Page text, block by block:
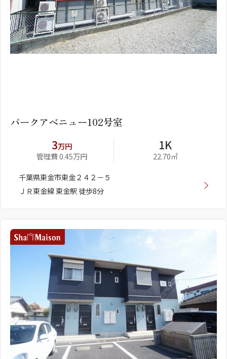
パークアベニュー102号室
3万円
管理費 0.45万円
1K
22.70㎡
千葉県東金市東金２４２－５
ＪＲ東金線 東金駅 徒歩8分